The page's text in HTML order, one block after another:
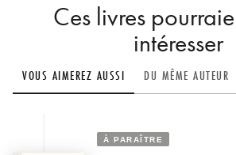
Ces livres
intéresser
VOUS AIMEREZ AUSSI DU MÊME AUTEUR
À PARAÎTRE